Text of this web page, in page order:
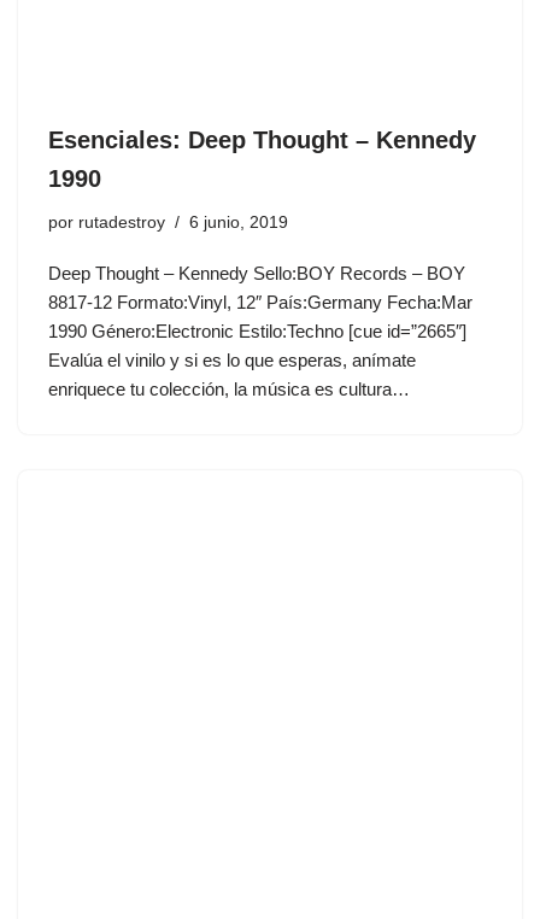
Esenciales: Deep Thought ‎– Kennedy
1990
por rutadestroy 6 junio, 2019
Deep Thought ‎– Kennedy Sello:BOY Records ‎– BOY
8817-12 Formato:Vinyl, 12″ País:Germany Fecha:Mar
1990 Género:Electronic Estilo:Techno [cue id=”2665″]
Evalúa el vinilo y si es lo que esperas, anímate
enriquece tu colección, la música es cultura…